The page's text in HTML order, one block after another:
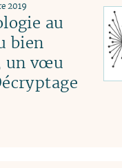
au
bien
un vœu
2019